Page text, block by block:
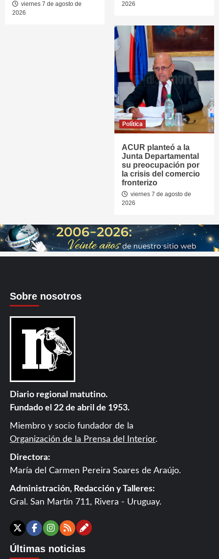
viernes 7 de agosto de
2026
2026
Política
ACUR planteó a la
Junta Departamental
su preocupación por
la crisis del comercio
fronterizo
viernes 7 de agosto de
2026
Sobre nosotros
Diario regional matutino.
Fundado el 22 de abril de 1953.
Miembro y socio fundador de la
Organización de la Prensa del Interior.
Directora:
María del Carmen Pereira Soares de Araújo.
Administración, Redacción y Talleres:
Gral. San Martín 711, Rivera - Uruguay.
X Facebook
Instagram
RSSContáctanos
Últimas noticias